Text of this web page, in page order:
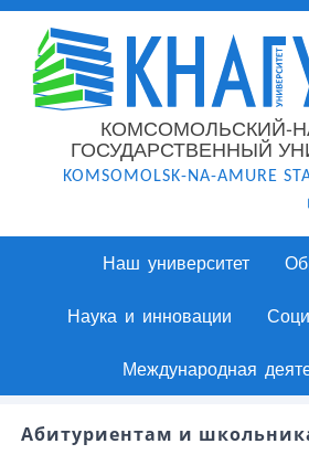
КОМСОМОЛЬСКИЙ-
ГОСУДАРСТВЕННЫЙ
KOMSOMOLSK-NA-AMURE
Наш университет
Наука и инновации
Международная
Абитуриентам и